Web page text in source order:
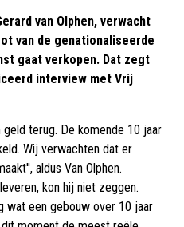
van Olphen, verwacht
van de genationaliseerde
gaat verkopen. Dat zegt
interview met Vrij
terug. De komende 10 jaar
Wij verwachten dat er
aldus Van Olphen.
kon hij niet zeggen.
wat een gebouw over 10 jaar